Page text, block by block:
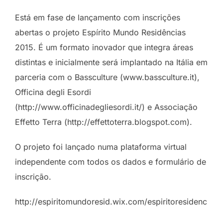
Está em fase de lançamento com inscrições
abertas o projeto Espírito Mundo Residências
2015. É um formato inovador que integra áreas
distintas e inicialmente será implantado na Itália em
parceria com o Bassculture (www.bassculture.it),
Officina degli Esordi
(http://www.officinadegliesordi.it/) e Associação
Effetto Terra (http://effettoterra.blogspot.com).
O projeto foi lançado numa plataforma virtual
independente com todos os dados e formulário de
inscrição.
http://espiritomundoresid.wix.com/espiritoresidenc